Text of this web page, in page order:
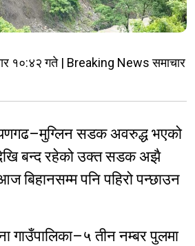
१०:४२ गते | Breaking News समाचार
सडक अवरुद्ध भएको
बन्द रहेको उक्त सडक अझै
पनि पहिरो पन्छाउन
गाउँपालिका–५ तीन नम्बर पुलमा